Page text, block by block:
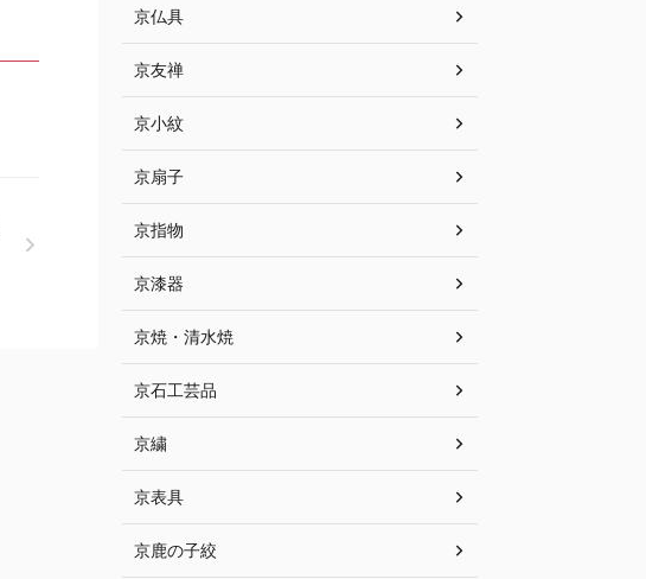
京仏具
京友禅
京小紋
京扇子
京指物
京漆器
京焼・清水焼
京石工芸品
京繍
京表具
京鹿の子絞